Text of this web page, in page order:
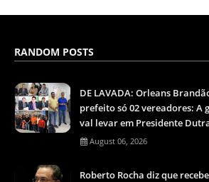
RANDOM POSTS
DE LAVADA: Orleans
prefeito só 02 vereadores: A
val levar em Presidente
August 06, 2026
Roberto Rocha diz que